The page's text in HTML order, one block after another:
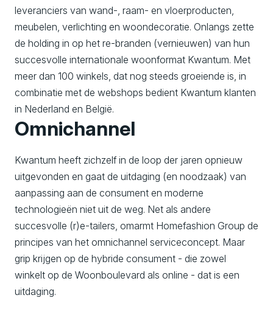
leveranciers van wand-, raam- en vloerproducten,
meubelen, verlichting en woondecoratie. Onlangs zette
de holding in op het re-branden (vernieuwen) van hun
succesvolle internationale woonformat Kwantum. Met
meer dan 100 winkels, dat nog steeds groeiende is, in
combinatie met de webshops bedient Kwantum klanten
in Nederland en België.
Omnichannel
Kwantum heeft zichzelf in de loop der jaren opnieuw
uitgevonden en gaat de uitdaging (en noodzaak) van
aanpassing aan de consument en moderne
technologieën niet uit de weg. Net als andere
succesvolle (r)e-tailers, omarmt Homefashion Group de
principes van het omnichannel serviceconcept. Maar
grip krijgen op de hybride consument - die zowel
winkelt op de Woonboulevard als online - dat is een
uitdaging.